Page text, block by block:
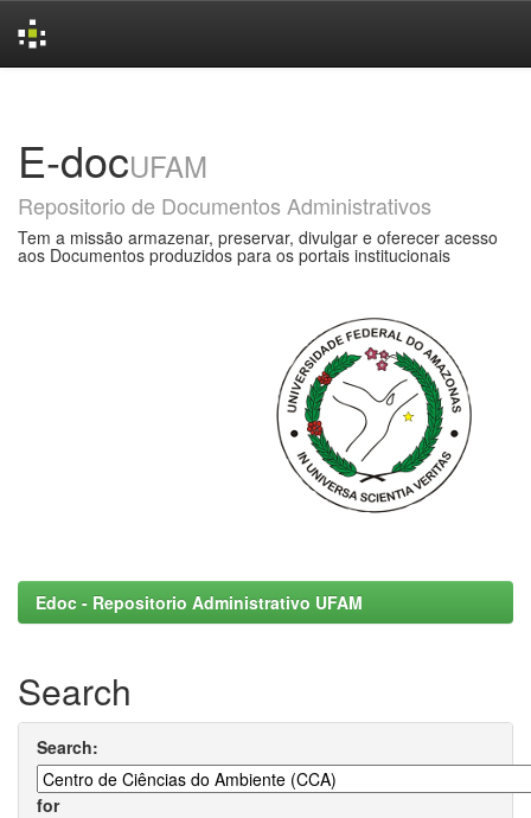
E-docUFAM
Repositorio de Documentos Administrativos
Tem a missão armazenar, preservar, divulgar e oferecer acesso
aos Documentos produzidos para os portais institucionais
Edoc - Repositorio Administrativo UFAM
Search
Search:
for